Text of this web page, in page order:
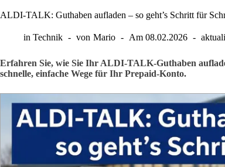
ALDI-TALK: Guthaben aufladen – so geht’s Schritt für
in Technik von Mario Am 08.02.2026
Erfahren Sie, wie Sie Ihr ALDI-TALK-Guthaben
schnelle, einfache Wege für Ihr Prepaid-Konto.